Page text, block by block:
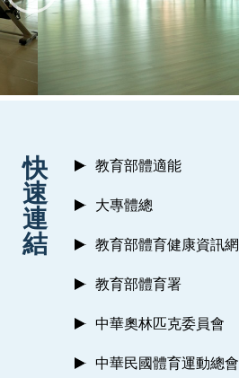
快
速
連
結
教育部體適能
大專體總
教育部體育健康資訊網
教育部體育署
中華奧林匹克委員會
中華民國體育運動總會